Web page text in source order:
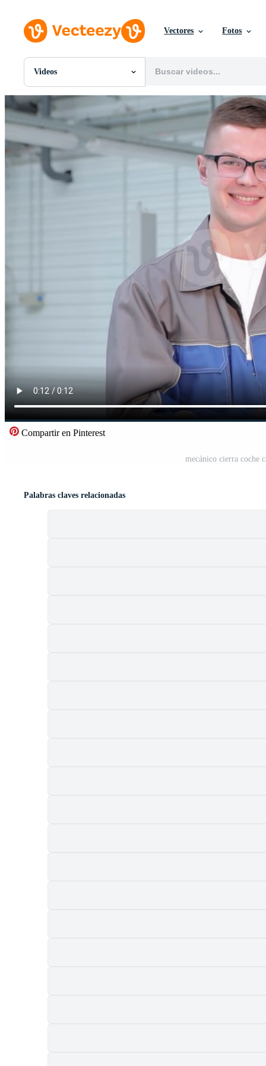
Vectores Fotos
Videos
Todas Imágenes
Fotos
PNGs
Plantillas
Vectores
Videos
Gráficos en Movimiento
Compartir en Pinterest
mecánico cierra coche
Palabras claves relacionadas